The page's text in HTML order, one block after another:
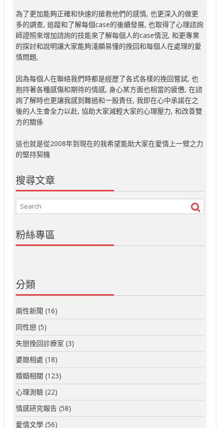
為了更加能夠正確和快速的搶救他們的感情, 也更深入的做更
多的調查, 追蹤和了解每個case的後續發展, 也取得了心理諮詢
師證照來增加諮詢的技能來了解每個人的case情況, 和更專業
的探討和說明讓大家能夠淺顯易懂的挽回和每個人在處理的愛
情問題,
因為每個人在聯絡我們時都是經歷了各式各樣的挽回嘗試, 也
抱持著各種感傷和期待的情感, 身心某方面也相當的疲憊, 在諮
詢了解時也更讓我感到難過和一股責任, 我即在心中承諾在之
後的人生會全力以赴, 協助大家減輕大家的心理壓力, 和改善雙
方的關係
這也就是從2008年到現在的我希望能助大家在愛情上一臂之力
的堅持契機
搜尋文章
粉絲專區
分類
兩性新聞 (16)
同性戀 (5)
失戀挽回診療室 (3)
婆媳相處 (18)
婚姻相關 (123)
心理測驗 (22)
情感研究報告 (58)
愛情文學 (56)